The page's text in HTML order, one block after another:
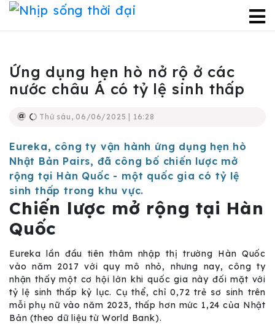
Ứng dụng hẹn hò nở rộ ở các
nước châu Á có tỷ lệ sinh thấp
Thứ sáu, 06/06/2025 | 16:28
Eureka, công ty vận hành ứng dụng hẹn hò
Nhật Bản Pairs, đã công bố chiến lược mở
rộng tại Hàn Quốc - một quốc gia có tỷ lệ
sinh thấp trong khu vực.
Chiến lược mở rộng tại Hàn
Quốc
Eureka lần đầu tiên thâm nhập thị trường Hàn Quốc
vào năm 2017 với quy mô nhỏ, nhưng nay, công ty
nhận thấy một cơ hội lớn khi quốc gia này đối mặt với
tỷ lệ sinh thấp kỷ lục. Cụ thể, chỉ 0,72 trẻ sơ sinh trên
mỗi phụ nữ vào năm 2023, thấp hơn mức 1,24 của Nhật
Bản (theo dữ liệu từ World Bank).